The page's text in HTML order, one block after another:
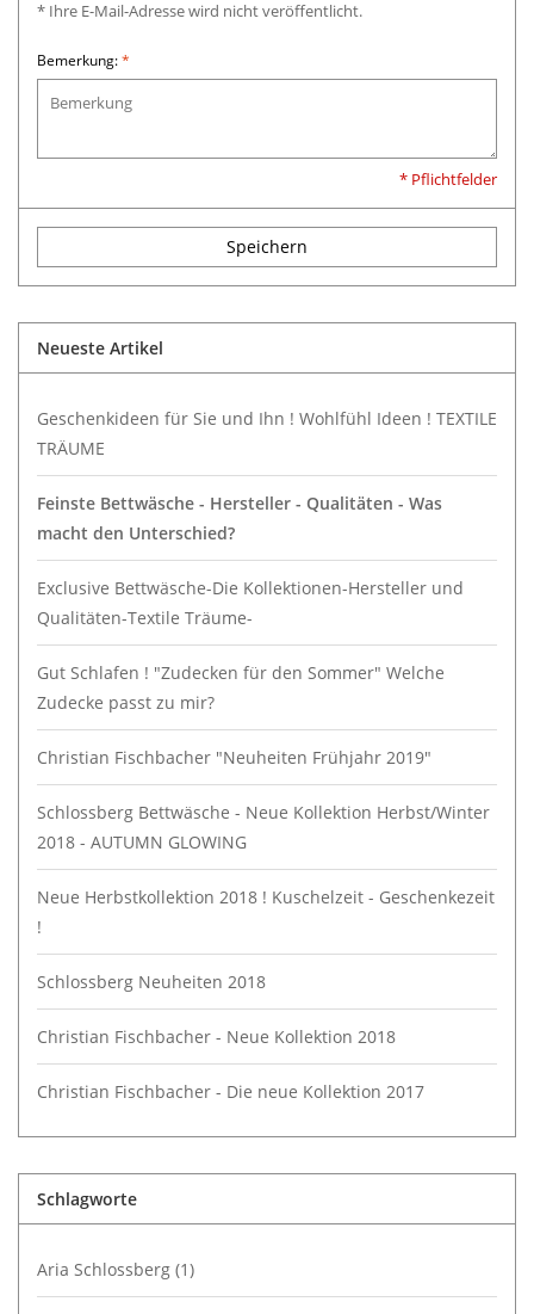
* Ihre E-Mail-Adresse wird nicht veröffentlicht.
Bemerkung:*
* Pflichtfelder
Speichern
Neueste Artikel
Geschenkideen für Sie und Ihn ! Wohlfühl Ideen ! TEXTILE
TRÄUME
Feinste Bettwäsche - Hersteller - Qualitäten - Was
macht den Unterschied?
Exclusive Bettwäsche-Die Kollektionen-Hersteller und
Qualitäten-Textile Träume-
Gut Schlafen ! "Zudecken für den Sommer" Welche
Zudecke passt zu mir?
Christian Fischbacher "Neuheiten Frühjahr 2019"
Schlossberg Bettwäsche - Neue Kollektion Herbst/Winter
2018 - AUTUMN GLOWING
Neue Herbstkollektion 2018 ! Kuschelzeit - Geschenkezeit
!
Schlossberg Neuheiten 2018
Christian Fischbacher - Neue Kollektion 2018
Christian Fischbacher - Die neue Kollektion 2017
Schlagworte
Aria Schlossberg (1)